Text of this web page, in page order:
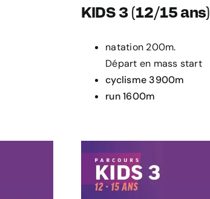
KIDS 3 (12/15 ans)
natation 200m.
Départ en mass start
cyclisme 3900m
run 1600m